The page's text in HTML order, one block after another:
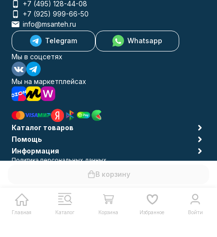
В корзину
Главная Каталог Корзина Избранное Войти
+7 (495) 128-44-08
+7 (925) 999-66-50
info@msanteh.ru
Telegram
Whatsapp
Мы в соцсетях
Мы на маркетплейсах
Каталог товаров
Помощь
Информация
Политика персональных данных